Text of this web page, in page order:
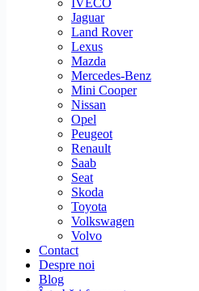
IVECO
Jaguar
Land Rover
Lexus
Mazda
Mercedes-Benz
Mini Cooper
Nissan
Opel
Peugeot
Renault
Saab
Seat
Skoda
Toyota
Volkswagen
Volvo
Contact
Despre noi
Blog